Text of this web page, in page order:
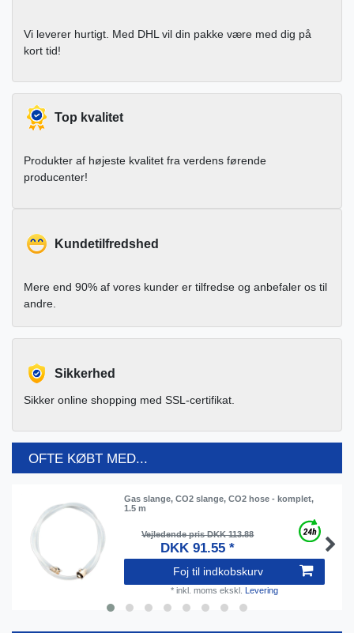
Vi leverer hurtigt. Med DHL vil din pakke være med dig på
kort tid!
Top kvalitet
Produkter af højeste kvalitet fra verdens førende
producenter!
Kundetilfredshed
Mere end 90% af vores kunder er tilfredse og anbefaler os til
andre.
Sikkerhed
Sikker online shopping med SSL-certifikat.
OFTE KØBT MED...
Gas slange, CO2 slange, CO2 hose - komplet,
1.5 m
Vejledende pris DKK 113.88
DKK 91.55 *
Foj til indkobskurv
* inkl. moms ekskl. Levering